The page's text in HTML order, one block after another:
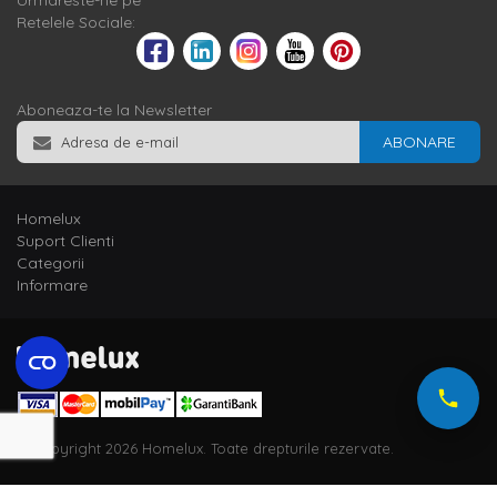
Retelele Sociale:
Aboneaza-te la Newsletter
ABONARE
Homelux
Suport Clienti
Categorii
Informare
© Copyright 2026 Homelux. Toate drepturile rezervate.